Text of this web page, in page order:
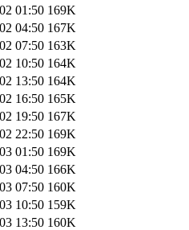
01:50 169K
04:50 167K
07:50 163K
10:50 164K
13:50 164K
16:50 165K
19:50 167K
22:50 169K
01:50 169K
04:50 166K
07:50 160K
10:50 159K
13:50 160K